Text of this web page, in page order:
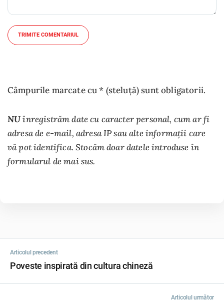
TRIMITE COMENTARIUL
Câmpurile marcate cu * (steluță) sunt obligatorii.
NUînregistrăm date cu caracter personal, cum ar fi
adresa de e-mail, adresa IP sau alte informații care
vă pot identifica. Stocăm doar datele introduse în
formularul de mai sus.
Articolul precedent
Poveste inspirată din cultura chineză
Articolul următor